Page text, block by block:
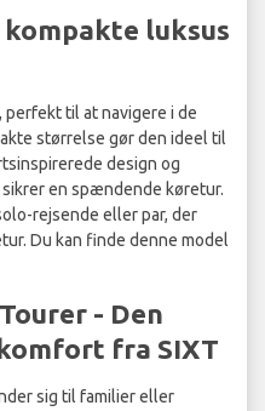
kompakte luksus
perfekt til at navigere i de
størrelse gør den ideel til
design og
en spændende køretur.
rejsende eller par, der
Du kan finde denne model
- Den
fra SIXT
sig til familier eller